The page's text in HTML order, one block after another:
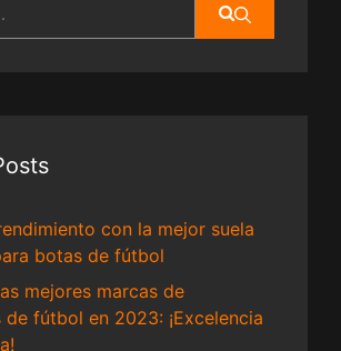
con la mejor suela
botas de fútbol
mejores marcas de
fútbol en 2023: ¡Excelencia